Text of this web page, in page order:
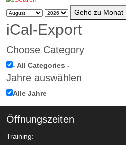
Gehe zu Monat
iCal-Export
Choose Category
- All Categories -
Jahre auswählen
Alle Jahre
Öffnungszeiten
Training: